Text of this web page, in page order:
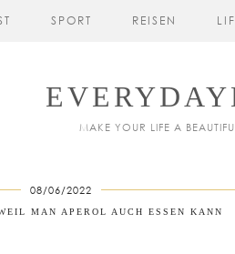
MAKE YOUR LIFE A
SPORT REISEN
08/06/2022
MAN APEROL AUCH ESSEN KANN